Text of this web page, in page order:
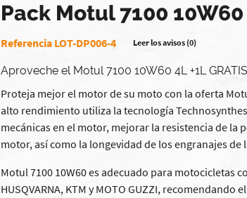
Pack Motul 7100 10W60
Referencia LOT-DP006-4 Leer los avisos (0)
Aproveche el Motul 7100 10W60 4L +1L GRATIS
Proteja mejor el motor de su moto con la oferta
alto rendimiento utiliza la tecnología
mecánicas en el motor, mejorar la resistencia de la
motor, así como la longevidad de los engranajes de
Motul 7100 10W60 es adecuado para motocicletas
HUSQVARNA, KTM y MOTO GUZZI, recomendando